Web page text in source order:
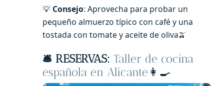
💡 Consejo: Aprovecha para probar un
pequeño almuerzo típico con café y una
tostada con tomate y aceite de oliva🫒
🛎️ RESERVAS: Taller de cocina
española en Alicante 👩‍🍳